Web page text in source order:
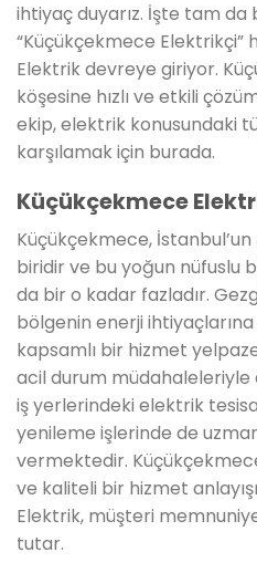
ihtiyaç duyarız. İşte tam da
“Küçükçekmece Elektrikçi”
Elektrik devreye giriyor.
köşesine hızlı ve etkili
ekip, elektrik konusundaki
karşılamak için burada.
Küçükçekmece
Küçükçekmece,
biridir ve bu yoğun nüfuslu
da bir o kadar fazladır.
bölgenin enerji
kapsamlı bir hizmet
acil durum müdahaleleriyle
iş yerlerindeki elektrik
yenileme işlerinde de
vermektedir.
ve kaliteli bir hizmet
Elektrik, müşteri
tutar.